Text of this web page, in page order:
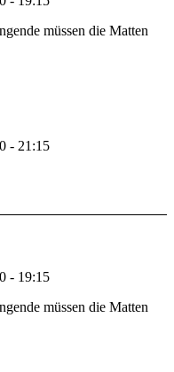
müssen die Matten
- 21:15
- 19:15
müssen die Matten